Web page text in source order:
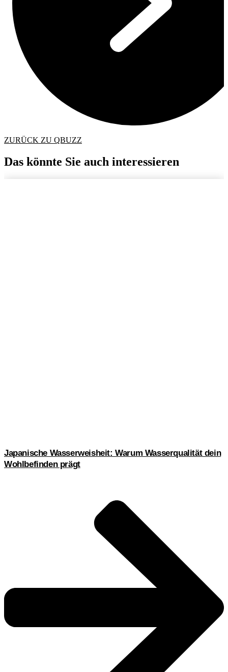
ZURÜCK ZU QBUZZ
Das könnte Sie auch interessieren
Japanische Wasserweisheit: Warum Wasserqualität dein
Wohlbefinden prägt